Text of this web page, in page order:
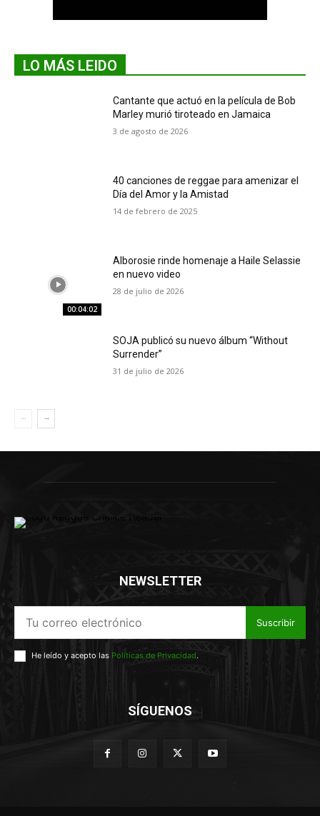
LO MÁS LEIDO
Cantante que actuó en la película de Bob
Marley murió tiroteado en Jamaica
3 de agosto de 2026
40 canciones de reggae para amenizar el
Día del Amor y la Amistad
14 de febrero de 2025
00:04:02
Alborosie rinde homenaje a Haile Selassie
en nuevo video
28 de julio de 2026
SOJA publicó su nuevo álbum “Without
Surrender”
31 de julio de 2026
NEWSLETTER
Suscribir
He leído y acepto las Políticas de Privacidad.
SÍGUENOS